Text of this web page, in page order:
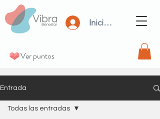
Iniciar Sesión
Ver puntos
Entrada
Todas las entradas